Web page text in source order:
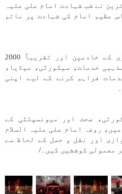
نے شب شہادت امام علی علیہ
عظیم امام کی شہادت پر ماتم
اس سلسلے میں آستان علوی کے خادمین اور تقریباً 2000
خدمات، سیکورٹی، میڈیا،
فراہم کرنے کے لیے اپنی
صحت اور میونسپلٹی کے
روضہ امام علی علیہ السلام
اور نقل و حمل کے لحاظ سے
معمولی کوششیں کیں۔/